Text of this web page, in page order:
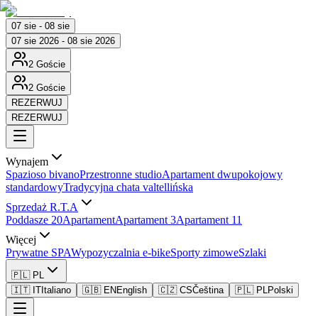
07 sie - 08 sie
07 sie 2026 - 08 sie 2026
2 Goście
2 Goście
REZERWUJ
REZERWUJ
Wynajem
Spazioso bivanoPrzestronne studioApartament dwupokojowy
standardowyTradycyjna chata valtellińska
Sprzedaż R.T.A
Poddasze 20ApartamentApartament 3Apartament 11
Więcej
Prywatne SPAWypozyczalnia e-bikeSporty zimoweSzlaki
🇵🇱 PL
🇮🇹 IT Italiano 🇬🇧 EN English 🇨🇿 CSČeština 🇵🇱 PLPolski